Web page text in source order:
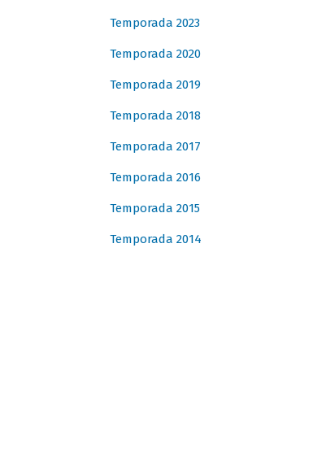
Temporada 2023
Temporada 2020
Temporada 2019
Temporada 2018
Temporada 2017
Temporada 2016
Temporada 2015
Temporada 2014